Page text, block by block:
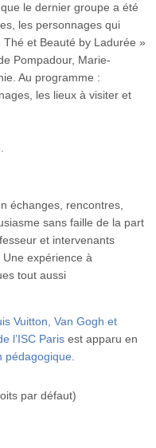
le dernier groupe a été
les personnages qui
et Beauté by Ladurée »
Pompadour, Marie-
Au programme :
les lieux à visiter et
échanges, rencontres,
sans faille de la part
et intervenants
expérience à
tout aussi
Vuitton, Van Gogh et
l’ISC Parisest apparu en
pédagogique
par défaut)